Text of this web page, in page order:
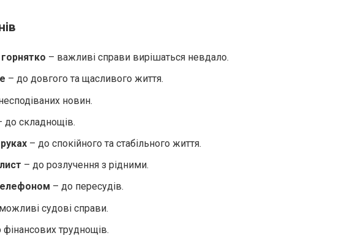
– важливі справи вирішаться невдало.
– до довгого та щасливого життя.
новин.
до складнощів.
– до спокійного та стабільного життя.
– до розлучення з рідними.
– до пересудів.
судові справи.
фінансових труднощів.